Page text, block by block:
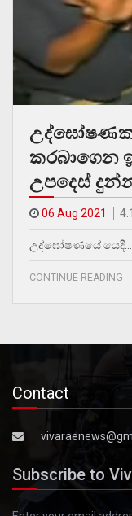
කරබාගෙන
උපදෙස්
06 Aug 2021
උද්ඝෝෂණයේ යෙදී…
CONTINUE READING
Contact
Subscribe to